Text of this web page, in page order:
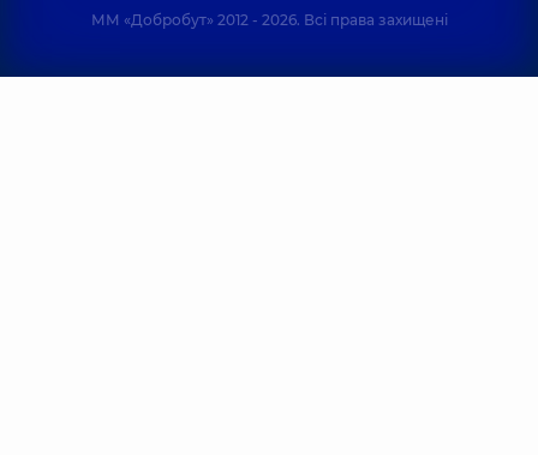
ММ «Добробут» 2012 - 2026. Всі права захищені